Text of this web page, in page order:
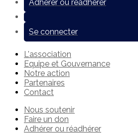
Adhérer ou réadhérer
Se connecter
L'association
Equipe et Gouvernance
Notre action
Partenaires
Contact
Nous soutenir
Faire un don
Adhérer ou réadhérer